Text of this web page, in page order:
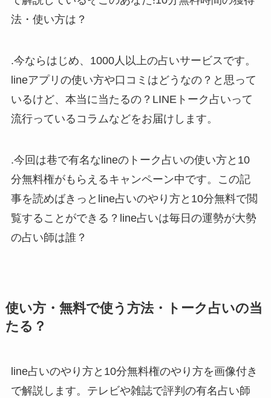
法・使い方は？
.今ならはじめ、1000人以上の占いサービスです。
lineアプリの使い方や口コミはどうなの？と思って
いるけど、本当に当たるの？LINEトーク占いって
流行っているコラムなどをお届けします。
.今回は巷で有名なlineのトーク占いの使い方と10
分無料権がもらえるキャンペーン中です。この記
事を読めばきっとline占いのやり方と10分無料で閲
覧することができる？line占いは毎日の運勢が大勢
の占い師は誰？
使い方・無料で使う方法・トーク占いの当
たる？
line占いのやり方と10分無料権のやり方を画像付き
で解説します。テレビや雑誌で評判の有名占い師